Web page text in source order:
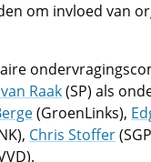
om invloed van
Raak(SP) als
(GroenLinks),
Chris Stoffer